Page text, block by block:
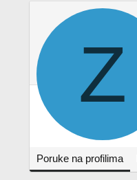
Z
Poruke na profilima